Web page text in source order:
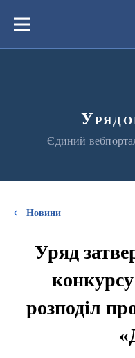
вмістуМеню
Єдиний
Новини
Уряд
розподіл